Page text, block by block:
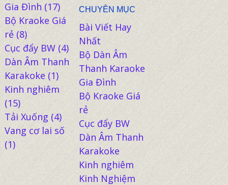
Gia Đình (17)
Bộ Kraoke Giá
rẻ(8)
Cục đẩy BW(4)
Dàn Âm Thanh
Karakoke (1)
Kinh nghiêm
(15)
Tải Xuống (4)
Vang cơ lai số
(1)
CHUYÊN MỤC
Bài Viết Hay
Nhất
Bộ Dàn Âm
Thanh Karaoke
Gia Đình
Bộ Kraoke Giá
rẻ
Cục đẩy BW
Dàn Âm Thanh
Karakoke
Kinh nghiêm
Kinh Nghiệm